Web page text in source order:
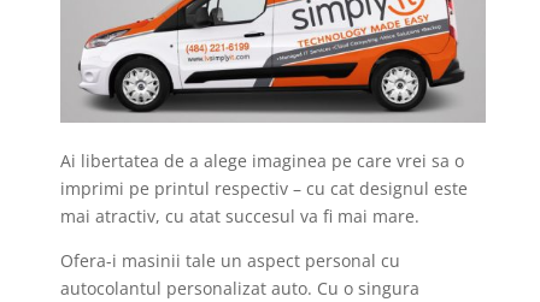
Ai libertatea de a alege imaginea pe care vrei sa o
imprimi pe printul respectiv – cu cat designul este
mai atractiv, cu atat succesul va fi mai mare.
Ofera-i masinii tale un aspect personal cu
autocolantul personalizat auto. Cu o singura